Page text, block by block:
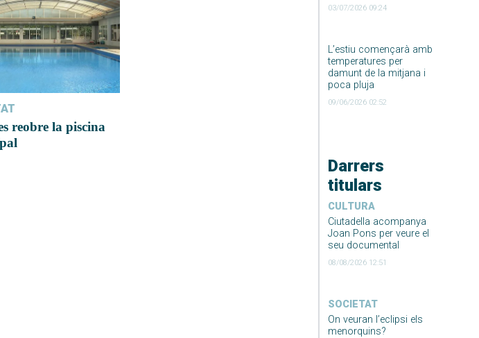
03/07/2026 09:24
L’estiu començarà amb
temperatures per
damunt de la mitjana i
poca pluja
09/06/2026 02:52
Darrers
titulars
CULTURA
Ciutadella acompanya
Joan Pons per veure el
seu documental
08/08/2026 12:51
SOCIETAT
On veuran l’eclipsi els
menorquins?
reobre la piscina